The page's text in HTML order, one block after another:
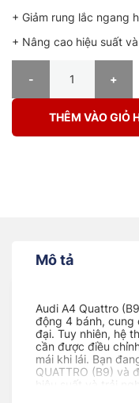
+ Giảm rung lắc ngang
+ Nâng cao hiệu suất
THÊM VÀO GIỎ
Mô tả
Audi A4 Quattro
động 4 bánh, cung
đại. Tuy nhiên, hệ
cần được điều
mái khi lái. Bạn
QUATTRO (B9) và
hiệu suất và trải